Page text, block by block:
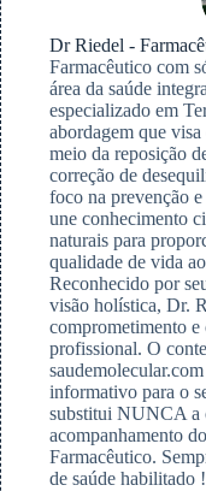
Dr Riedel -
Farmacêutico com
área da saúde
especializado em
abordagem que
meio da reposição
correção de
foco na prevenção
une conhecimento
naturais para
qualidade de vida
Reconhecido por
visão holística, Dr.
comprometimento e
profissional. O
informativo para o
substitui NUNCA a
acompanhamento
Farmacêutico.
de saúde habilitado !